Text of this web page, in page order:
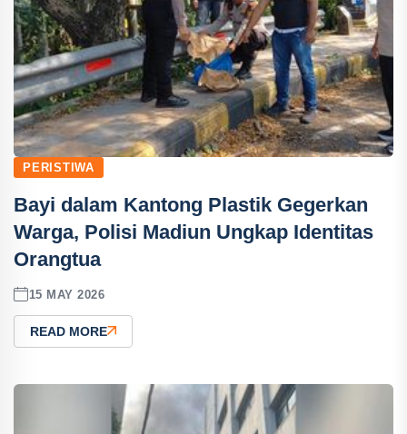
PERISTIWA
Bayi dalam Kantong Plastik Gegerkan
Warga, Polisi Madiun Ungkap Identitas
Orangtua
15 MAY 2026
READ MORE